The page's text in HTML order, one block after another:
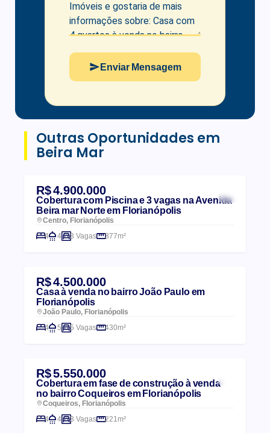
Enviar Mensagem
Outras Oportunidades em
Beira Mar
R$ 4.900.000
Cobertura com Piscina e 3 vagas na Avenida
Beira mar Norte em Florianópolis
Centro, Florianópolis
4
4 3 Vagas 377m²
R$ 4.500.000
Casa à venda no bairro João Paulo em
Florianópolis
João Paulo, Florianópolis
4
5 5 Vagas 430m²
R$ 5.550.000
Cobertura em fase de construção à venda
no bairro Coqueiros em Florianópolis
Coqueiros, Florianópolis
4
4 3 Vagas 221m²